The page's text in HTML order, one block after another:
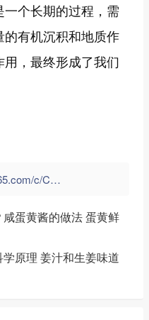
个长期的过程，需
有机沉积和地质作
，最终形成了我们
https://www.zhifa365.com/c/CeBTgp4h5yLrmVd7">
蛋黄酱的做法 蛋黄鲜
原理 姜汁和生姜味道